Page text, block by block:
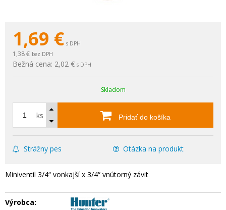
1,69 € s DPH
1,38 € bez DPH
Bežná cena: 2,02 € s DPH
Skladom
ks Pridať do košíka
Strážny pes Otázka na produkt
Miniventil 3/4“ vonkajší x 3/4“ vnútorný závit
Výrobca: